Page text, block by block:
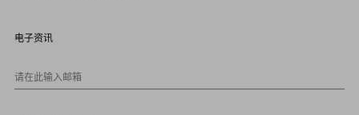
电子资讯
请在此输入邮箱